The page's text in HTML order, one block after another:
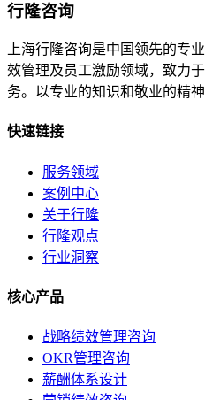
行隆咨询
上海行隆咨询是中国领先的专
效管理及员工激励领域，致力
务。以专业的知识和敬业的精
快速链接
服务领域
案例中心
关于行隆
行隆观点
行业洞察
核心产品
战略绩效管理咨询
OKR管理咨询
薪酬体系设计